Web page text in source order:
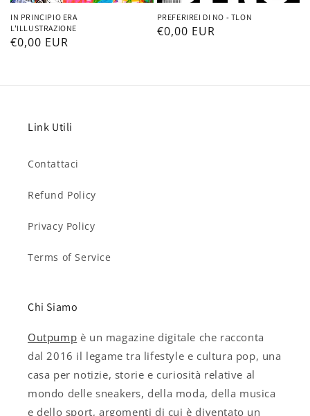
IN PRINCIPIO ERA
L'ILLUSTRAZIONE
Prezzo
€0,00 EUR
PREFERIREI DI NO - TLON
Prezzo
€0,00 EUR
Link Utili
Contattaci
Refund Policy
Privacy Policy
Terms of Service
Chi Siamo
Outpump è un magazine digitale che racconta
dal 2016 il legame tra lifestyle e cultura pop, una
casa per notizie, storie e curiosità relative al
mondo delle sneakers, della moda, della musica
e dello sport, argomenti di cui è diventato un